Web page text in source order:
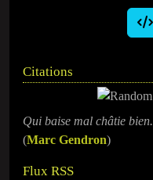
Citations
Qui baise mal châtie bien.
(Marc Gendron)
Flux RSS